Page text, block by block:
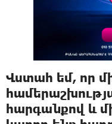
Վստահ եմ, որ
հարգանքով և